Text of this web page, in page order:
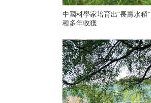
中國科學家培育出“長壽水稻” 一次播
種多年收獲